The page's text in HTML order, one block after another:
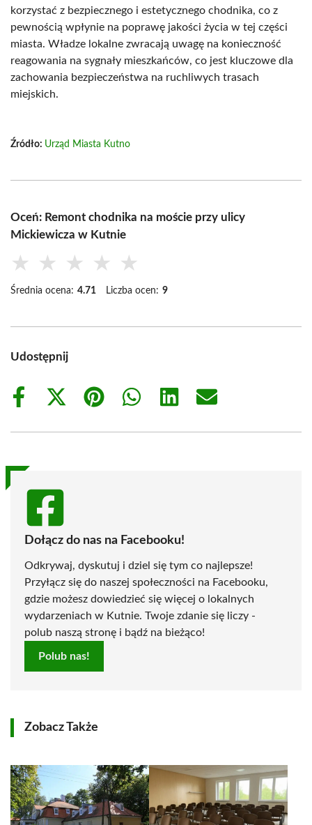
korzystać z bezpiecznego i estetycznego chodnika, co z
pewnością wpłynie na poprawę jakości życia w tej części
miasta. Władze lokalne zwracają uwagę na konieczność
reagowania na sygnały mieszkańców, co jest kluczowe dla
zachowania bezpieczeństwa na ruchliwych trasach
miejskich.
Źródło: Urząd Miasta Kutno
Oceń: Remont chodnika na moście przy ulicy
Mickiewicza w Kutnie
★ ★ ★ ★ ★
Średnia ocena: 4.71 Liczba ocen: 9
Udostępnij
Share
Share
(Twitter)
Share
Share
Share
Share
Dołącz do nas na Facebooku!
Odkrywaj, dyskutuj i dziel się tym co najlepsze!
Przyłącz się do naszej społeczności na Facebooku,
gdzie możesz dowiedzieć się więcej o lokalnych
wydarzeniach w Kutnie. Twoje zdanie się liczy -
polub naszą stronę i bądź na bieżąco!
Polub nas!
Zobacz Także